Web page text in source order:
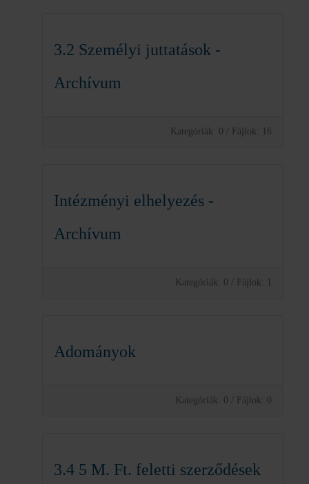
3.2 Személyi juttatások -
Archívum
Kategóriák: 0 / Fájlok: 16
Intézményi elhelyezés -
Archívum
Kategóriák: 0 / Fájlok: 1
Adományok
Kategóriák: 0 / Fájlok: 0
3.4 5 M. Ft. feletti szerződések